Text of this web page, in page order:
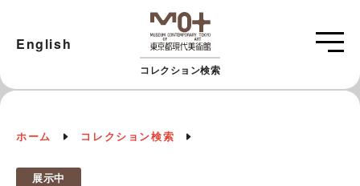
コレクション検索
English
ホーム コレクション検索
展示中